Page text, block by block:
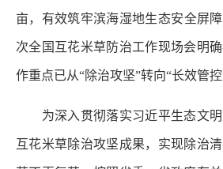
亩，有效筑牢滨海湿地生态安全屏
次全国互花米草防治工作现场会明
作重点已从“除治攻坚”转向“长效管控
为深入贯彻落实习近平生态文明
互花米草除治攻坚成果，实现除治